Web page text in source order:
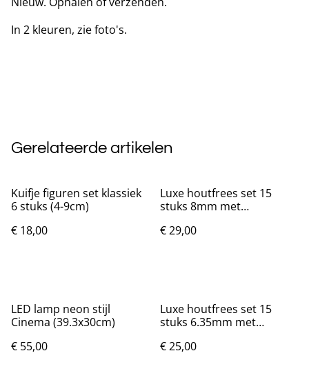
In 2 kleuren, zie foto's.
Gerelateerde artikelen
Kuifje figuren set klassiek
6 stuks (4-9cm)
€ 18,00
Luxe houtfrees set 15
stuks 8mm met
€ 29,00
LED lamp neon stijl
Cinema (39.3x30cm)
€ 55,00
Luxe houtfrees set 15
stuks 6.35mm met
€ 25,00